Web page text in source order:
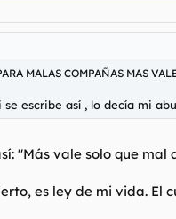
MALAS COMPAÑAS MAS
se escribe así , lo decía mi
"Más vale solo que mal
es ley de mi vida. El